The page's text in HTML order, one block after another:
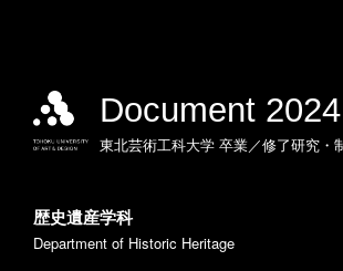
Document 2024
東北芸術工科大学 卒業／修了研究・
歴史遺産学科
Department of Historic Heritage